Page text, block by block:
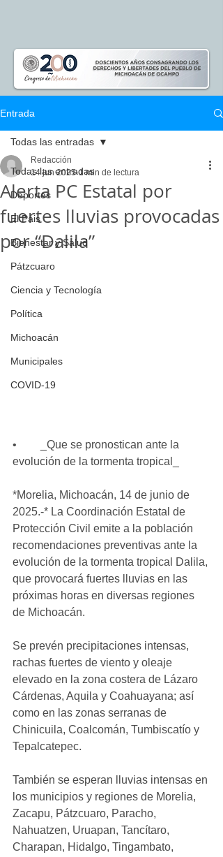
Entrada
Todas las entradas
Deportes
El Pais
Bienestar y Salud
Pátzcuaro
Ciencia y Tecnología
Política
Michoacán
Municipales
COVID-19
Todas las entradas
Alerta PC Estatal por
fuertes lluvias provocadas
por “Dalila”
Redacción
14 jun 2025 1 min de lectura
•	_Que se pronostican ante la
evolución de la tormenta tropical_
*Morelia, Michoacán, 14 de junio de
2025.-* La Coordinación Estatal de
Protección Civil emite a la población
recomendaciones preventivas ante la
evolución de la tormenta tropical Dalila,
que provocará fuertes lluvias en las
próximas horas en diversas regiones
de Michoacán.
Se prevén precipitaciones intensas,
rachas fuertes de viento y oleaje
elevado en la zona costera de Lázaro
Cárdenas, Aquila y Coahuayana; así
como en las zonas serranas de
Chinicuila, Coalcomán, Tumbiscatío y
Tepalcatepec.
También se esperan lluvias intensas en
los municipios y regiones de Morelia,
Zacapu, Pátzcuaro, Paracho,
Nahuatzen, Uruapan, Tancítaro,
Charapan, Hidalgo, Tingambato,